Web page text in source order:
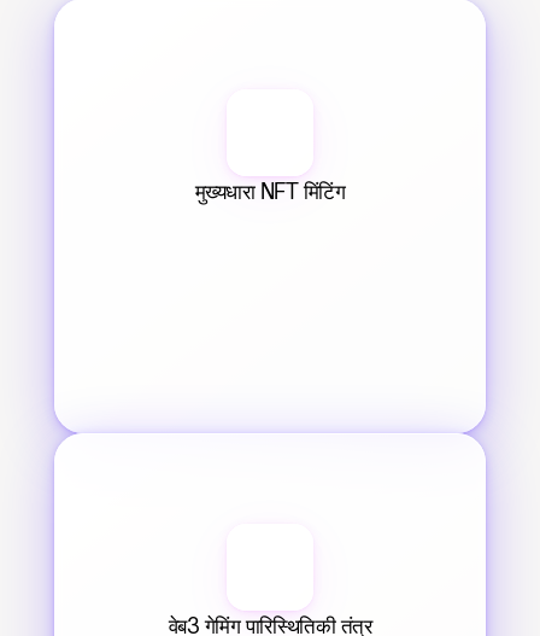
मुख्यधारा NFT मिंटिंग
वेब3 गेमिंग पारिस्थितिकी तंत्र